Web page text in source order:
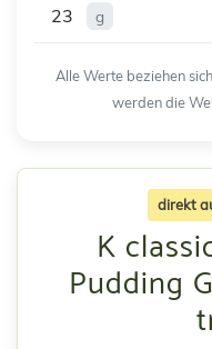
23
g
Alle Werte beziehen
werden die
direkt
K
Pudding